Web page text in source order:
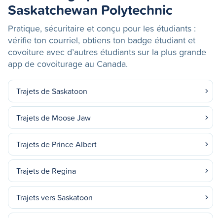
Saskatchewan Polytechnic
Pratique, sécuritaire et conçu pour les étudiants :
vérifie ton courriel, obtiens ton badge étudiant et
covoiture avec d’autres étudiants sur la plus grande
app de covoiturage au Canada.
Trajets de Saskatoon
Trajets de Moose Jaw
Trajets de Prince Albert
Trajets de Regina
Trajets vers Saskatoon